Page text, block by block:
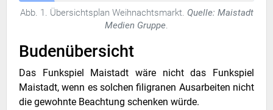
Abb. 1. Übersichtsplan Weihnachtsmarkt. Quelle: Maistadt
Medien Gruppe.
Budenübersicht
Das Funkspiel Maistadt wäre nicht das Funkspiel
Maistadt, wenn es solchen filigranen Ausarbeiten nicht
die gewohnte Beachtung schenken würde.